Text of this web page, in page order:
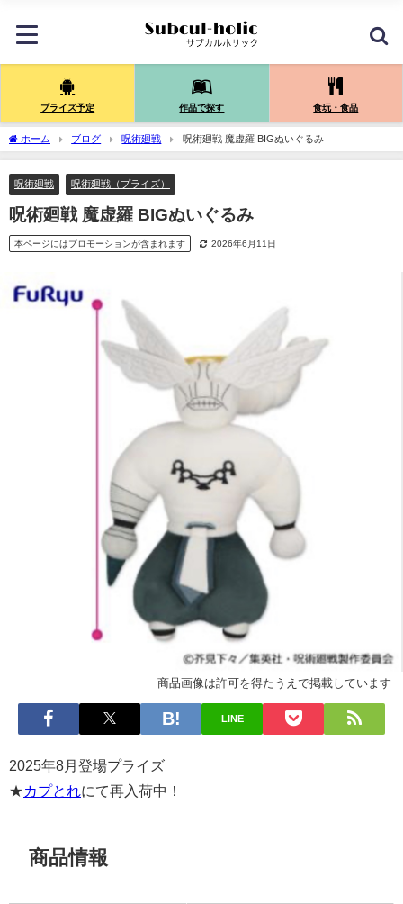
プライズ予定 作品で探す 食玩・食品
ホーム ブログ 呪術廻戦 呪術廻戦 魔虚羅 BIGぬいぐるみ
呪術廻戦 呪術廻戦（プライズ）
呪術廻戦 魔虚羅 BIGぬいぐるみ
本ページにはプロモーションが含まれます 2026年6月11日
商品画像は許可を得たうえで掲載しています
LINE
2025年8月登場プライズ
★カプとれ にて再入荷中！
商品情報